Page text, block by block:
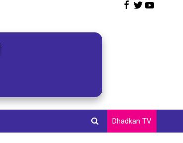
Dhadkan TV